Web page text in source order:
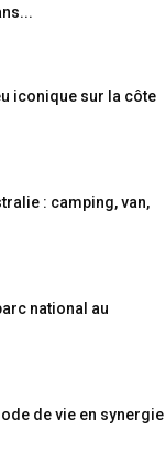
iconique sur la côte
: camping, van,
national au
de vie en synergie